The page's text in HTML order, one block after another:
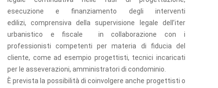
esecuzione e finanziamento degli interventi
edilizi, comprensiva della supervisione legale dell’iter
urbanistico e fiscale in collaborazione con i
professionisti competenti per materia di fiducia del
cliente, come ad esempio progettisti, tecnici incaricati
per le asseverazioni, amministratori di condominio.
È prevista la possibilità di coinvolgere anche progettisti o